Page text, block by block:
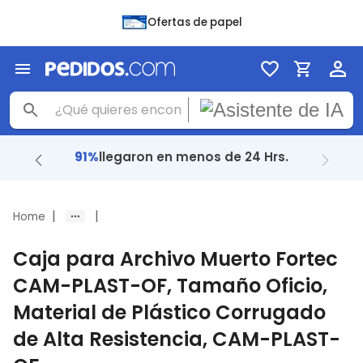
Ofertas de papel
91%llegaron en menos de 24 Hrs.
Home | |
Caja para Archivo Muerto Fortec
CAM-PLAST-OF, Tamaño Oficio,
Material de Plástico Corrugado
de Alta Resistencia, CAM-PLAST-